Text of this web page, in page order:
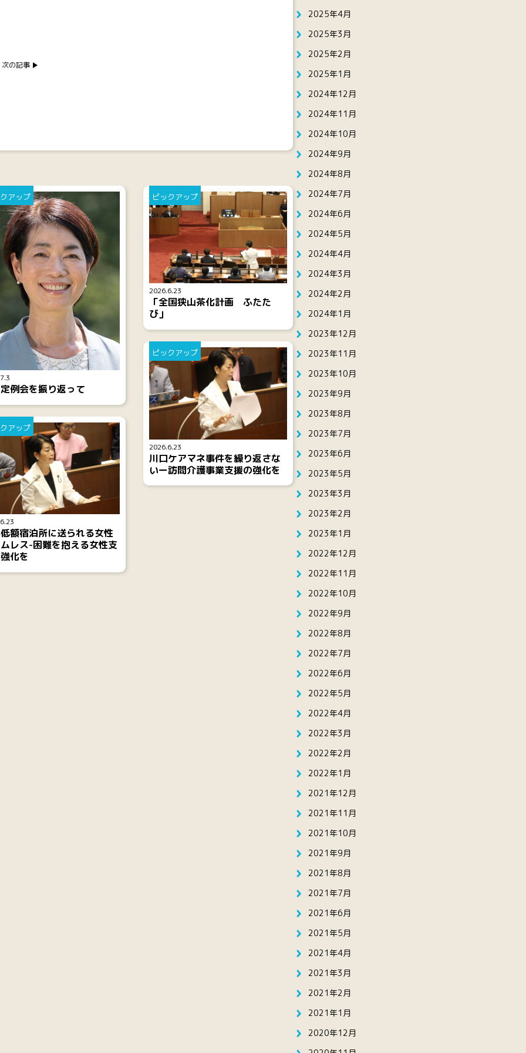
次の記事
アップ
例会を振り返って
2026.6.23
ピックアップ
「全国狭山茶化計画 ふたた
び」
2026.6.23
ピックアップ
川口ケアマネ事件を繰り返さな
いー訪問介護事業支援の強化を
アップ
額宿泊所に送られる女性
レス-困難を抱える女性支
化を
2025年4月
2025年3月
2025年2月
2025年1月
2024年12月
2024年11月
2024年10月
2024年9月
2024年8月
2024年7月
2024年6月
2024年5月
2024年4月
2024年3月
2024年2月
2024年1月
2023年12月
2023年11月
2023年10月
2023年9月
2023年8月
2023年7月
2023年6月
2023年5月
2023年3月
2023年2月
2023年1月
2022年12月
2022年11月
2022年10月
2022年9月
2022年8月
2022年7月
2022年6月
2022年5月
2022年4月
2022年3月
2022年2月
2022年1月
2021年12月
2021年11月
2021年10月
2021年9月
2021年8月
2021年7月
2021年6月
2021年5月
2021年4月
2021年3月
2021年2月
2021年1月
2020年12月